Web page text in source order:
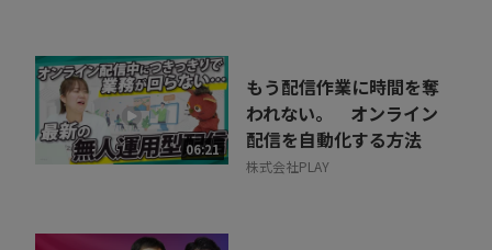
06:21
もう配信作業に時間を奪
われない。 オンライン
配信を自動化する方法
株式会社PLAY